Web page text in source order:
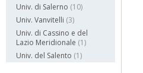
Univ. di Salerno (10)
Univ. Vanvitelli (3)
Univ. di Cassino e del
Lazio Meridionale (1)
Univ. del Salento (1)